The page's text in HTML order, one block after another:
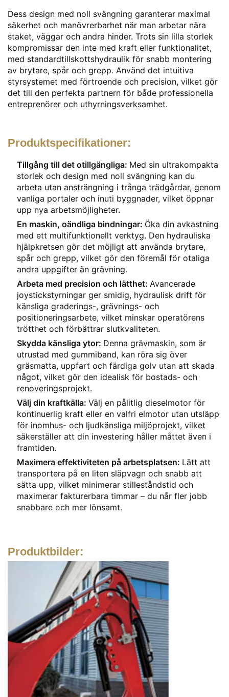
Dess design med noll svängning garanterar maximal
säkerhet och manövrerbarhet när man arbetar nära
staket, väggar och andra hinder. Trots sin lilla storlek
kompromissar den inte med kraft eller funktionalitet,
med standardtillskottshydraulik för snabb montering
av brytare, spår och grepp. Använd det intuitiva
styrsystemet med förtroende och precision, vilket gör
det till den perfekta partnern för både professionella
entreprenörer och uthyrningsverksamhet.
Produktspecifikationer:
Tillgång till det otillgängliga: Med sin ultrakompakta
storlek och design med noll svängning kan du
arbeta utan ansträngning i trånga trädgårdar, genom
vanliga portaler och inuti byggnader, vilket öppnar
upp nya arbetsmöjligheter.
En maskin, oändliga bindningar: Öka din avkastning
med ett multifunktionellt verktyg. Den hydrauliska
hjälpkretsen gör det möjligt att använda brytare,
spår och grepp, vilket gör den föremål för otaliga
andra uppgifter än grävning.
Arbeta med precision och lätthet: Avancerade
joystickstyrningar ger smidig, hydraulisk drift för
känsliga graderings-, grävnings- och
positioneringsarbete, vilket minskar operatörens
trötthet och förbättrar slutkvaliteten.
Skydda känsliga ytor: Denna grävmaskin, som är
utrustad med gummiband, kan röra sig över
gräsmatta, uppfart och färdiga golv utan att skada
något, vilket gör den idealisk för bostads- och
renoveringsprojekt.
Välj din kraftkälla: Välj en pålitlig dieselmotor för
kontinuerlig kraft eller en valfri elmotor utan utsläpp
för inomhus- och ljudkänsliga miljöprojekt, vilket
säkerställer att din investering håller måttet även i
framtiden.
Maximera effektiviteten på arbetsplatsen: Lätt att
transportera på en liten släpvagn och snabb att
sätta upp, vilket minimerar stilleståndstid och
maximerar fakturerbara timmar – du når fler jobb
snabbare och mer lönsamt.
Produktbilder: